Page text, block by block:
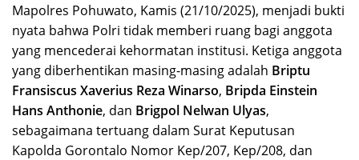
Mapolres Pohuwato, Kamis (21/10/2025), menjadi bukti
nyata bahwa Polri tidak memberi ruang bagi anggota
yang mencederai kehormatan institusi. Ketiga anggota
yang diberhentikan masing-masing adalah Briptu
Fransiscus Xaverius Reza Winarso, Bripda Einstein
Hans Anthonie, dan Brigpol Nelwan Ulyas,
sebagaimana tertuang dalam Surat Keputusan
Kapolda Gorontalo Nomor Kep/207, Kep/208, dan